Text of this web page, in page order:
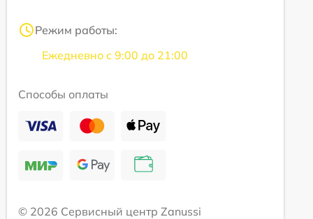
Режим работы:
Ежедневно с 9:00 до 21:00
Способы оплаты
© 2026 Сервисный центр Zanussi